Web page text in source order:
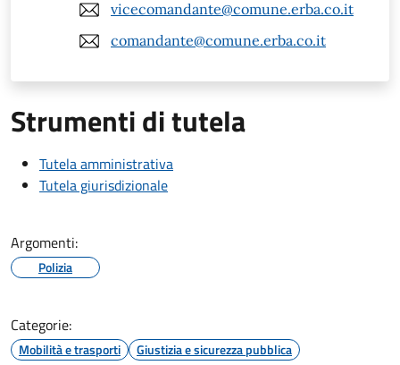
vicecomandante@comune.erba.co.it
comandante@comune.erba.co.it
Strumenti di tutela
Tutela amministrativa
Tutela giurisdizionale
Argomenti:
Polizia
Categorie:
Mobilità e trasporti Giustizia e sicurezza pubblica